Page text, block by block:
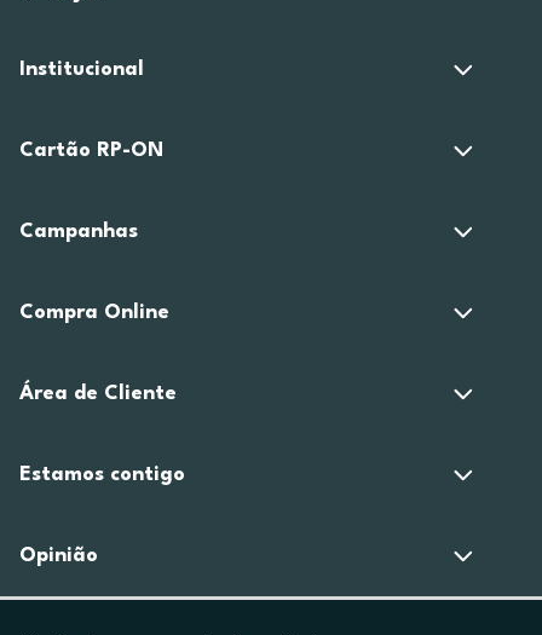
Institucional
Cartão RP-ON
Campanhas
Compra Online
Área de Cliente
Estamos contigo
Opinião